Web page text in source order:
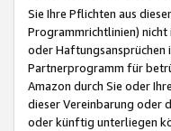
Sie Ihre Pflichten aus
Programmrichtlinien) nicht
oder Haftungsansprüchen
Partnerprogramm für
Amazon durch Sie oder
dieser Vereinbarung oder
oder künftig unterliegen